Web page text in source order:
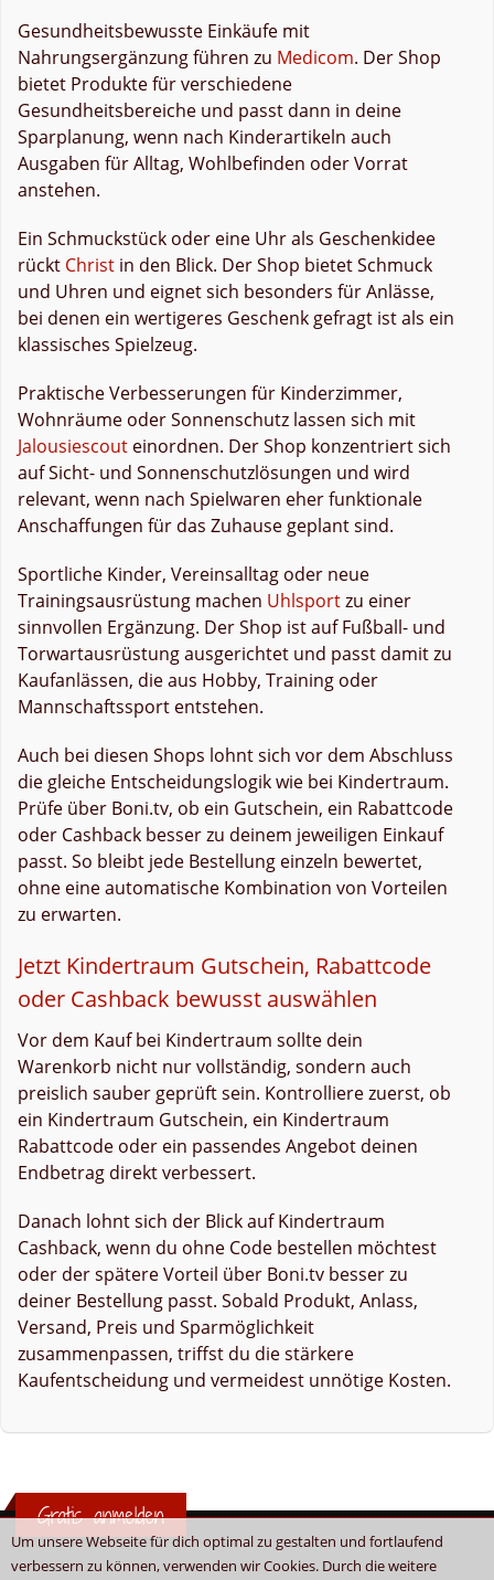
Um unsere Webseite für dich optimal zu gestalten und fortlaufend
verbessern zu können, verwenden wir Cookies. Durch die weitere
Gesundheitsbewusste Einkäufe mit
Nahrungsergänzung führen zu Medicom. Der Shop
bietet Produkte für verschiedene
Gesundheitsbereiche und passt dann in deine
Sparplanung, wenn nach Kinderartikeln auch
Ausgaben für Alltag, Wohlbefinden oder Vorrat
anstehen.
Ein Schmuckstück oder eine Uhr als Geschenkidee
rückt Christ in den Blick. Der Shop bietet Schmuck
und Uhren und eignet sich besonders für Anlässe,
bei denen ein wertigeres Geschenk gefragt ist als ein
klassisches Spielzeug.
Praktische Verbesserungen für Kinderzimmer,
Wohnräume oder Sonnenschutz lassen sich mit
Jalousiescout einordnen. Der Shop konzentriert sich
auf Sicht- und Sonnenschutzlösungen und wird
relevant, wenn nach Spielwaren eher funktionale
Anschaffungen für das Zuhause geplant sind.
Sportliche Kinder, Vereinsalltag oder neue
Trainingsausrüstung machen Uhlsportzu einer
sinnvollen Ergänzung. Der Shop ist auf Fußball- und
Torwartausrüstung ausgerichtet und passt damit zu
Kaufanlässen, die aus Hobby, Training oder
Mannschaftssport entstehen.
Auch bei diesen Shops lohnt sich vor dem Abschluss
die gleiche Entscheidungslogik wie bei Kindertraum.
Prüfe über Boni.tv, ob ein Gutschein, ein Rabattcode
oder Cashback besser zu deinem jeweiligen Einkauf
passt. So bleibt jede Bestellung einzeln bewertet,
ohne eine automatische Kombination von Vorteilen
zu erwarten.
Jetzt Kindertraum Gutschein, Rabattcode
oder Cashback bewusst auswählen
Vor dem Kauf bei Kindertraum sollte dein
Warenkorb nicht nur vollständig, sondern auch
preislich sauber geprüft sein. Kontrolliere zuerst, ob
ein Kindertraum Gutschein, ein Kindertraum
Rabattcode oder ein passendes Angebot deinen
Endbetrag direkt verbessert.
Danach lohnt sich der Blick auf Kindertraum
Cashback, wenn du ohne Code bestellen möchtest
oder der spätere Vorteil über Boni.tv besser zu
deiner Bestellung passt. Sobald Produkt, Anlass,
Versand, Preis und Sparmöglichkeit
zusammenpassen, triffst du die stärkere
Kaufentscheidung und vermeidest unnötige Kosten.
Gratis anmelden